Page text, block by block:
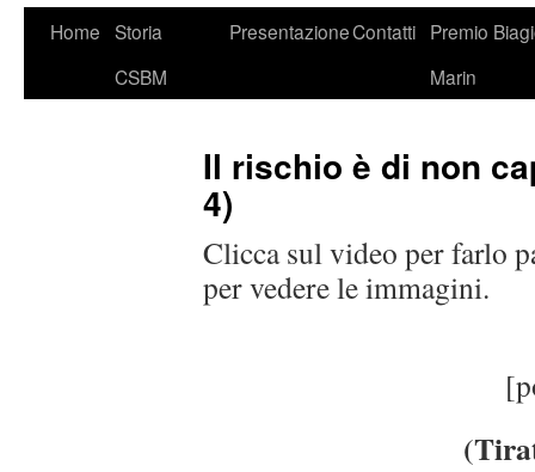
VaiHome Storia
CSBM
PresentazioneContatti Premio
Marin
Il rischio è di non
4)
Clicca sul video per farlo
per vedere le immagini.